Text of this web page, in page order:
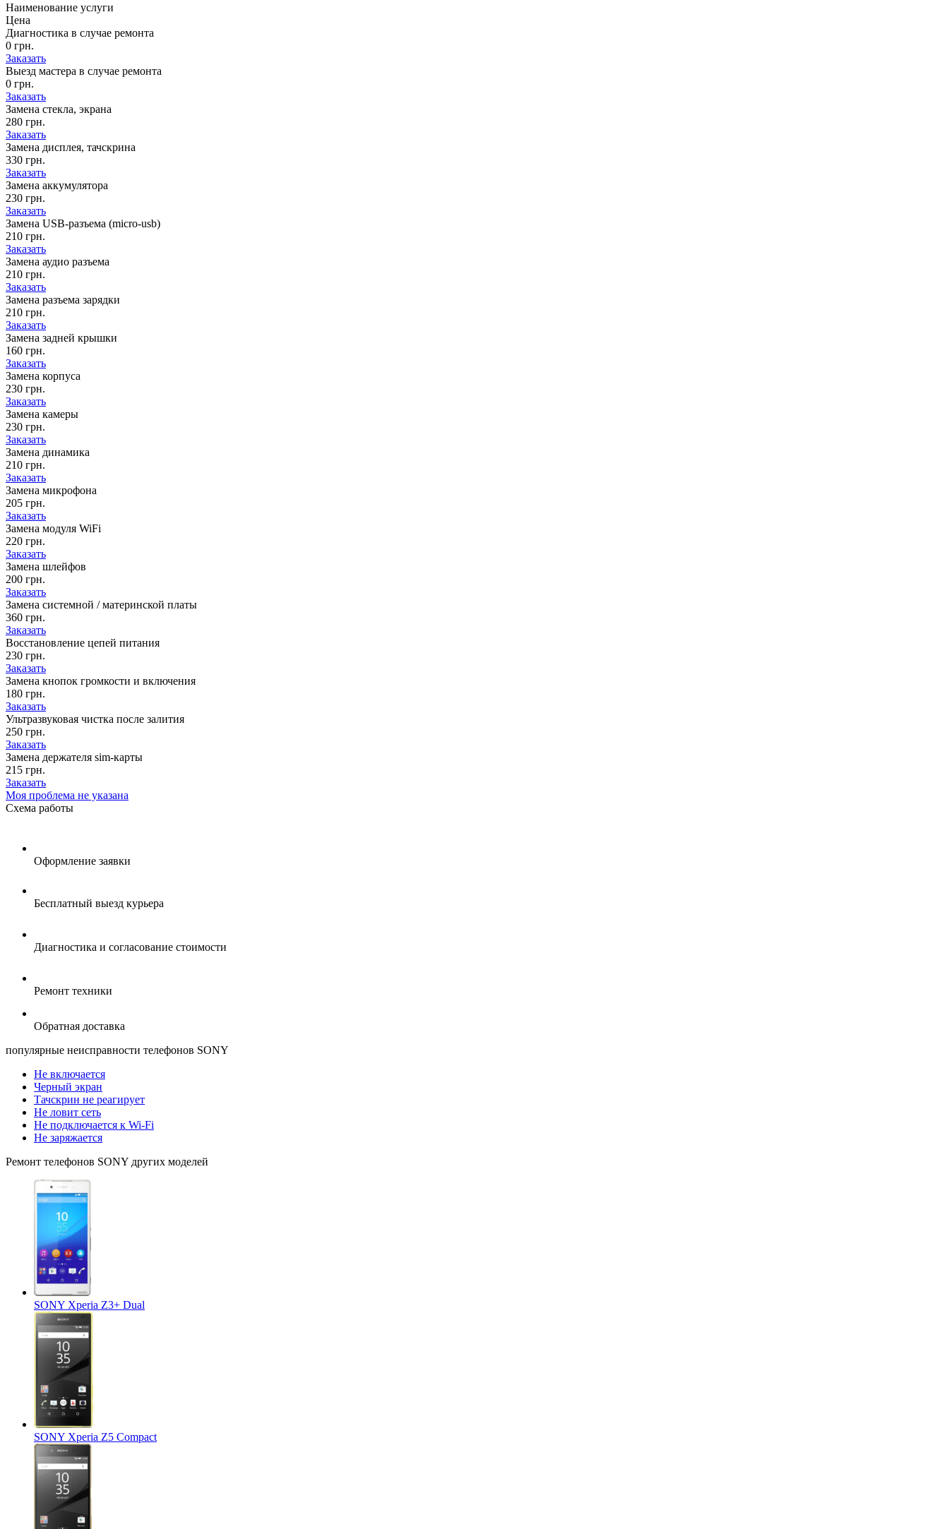
Наименование услуги
Цена
Диагностика в случае ремонта
0 грн.
Заказать
Выезд мастера в случае ремонта
0 грн.
Заказать
Замена стекла, экрана
280 грн.
Заказать
Замена дисплея, тачскрина
330 грн.
Заказать
Замена аккумулятора
230 грн.
Заказать
Замена USB-разъема (micro-usb)
210 грн.
Заказать
Замена аудио разъема
210 грн.
Заказать
Замена разъема зарядки
210 грн.
Заказать
Замена задней крышки
160 грн.
Заказать
Замена корпуса
230 грн.
Заказать
Замена камеры
230 грн.
Заказать
Замена динамика
210 грн.
Заказать
Замена микрофона
205 грн.
Заказать
Замена модуля WiFi
220 грн.
Заказать
Замена шлейфов
200 грн.
Заказать
Замена системной / материнской платы
360 грн.
Заказать
Восстановление цепей питания
230 грн.
Заказать
Замена кнопок громкости и включения
180 грн.
Заказать
Ультразвуковая чистка после залития
250 грн.
Заказать
Замена держателя sim-карты
215 грн.
Заказать
Моя проблема не указана
Схема работы
Оформление заявки
Бесплатный выезд курьера
Диагностика и согласование стоимости
Ремонт техники
Обратная доставка
популярные неисправности телефонов SONY
Не включается
Черный экран
Тачскрин не реагирует
Не ловит сеть
Не подключается к Wi-Fi
Не заряжается
Ремонт телефонов SONY других моделей
SONY Xperia Z3+ Dual
SONY Xperia Z5 Compact